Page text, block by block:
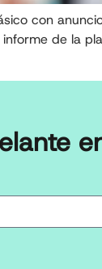
con
de la